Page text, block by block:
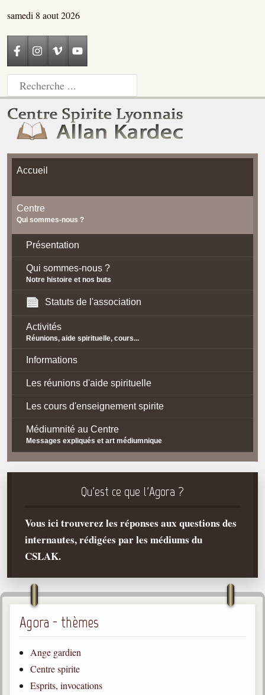
samedi 8 aout 2026
Accueil
Centre
Qui sommes-nous ?
Présentation
Qui sommes-nous ?
Notre histoire et nos buts
Statuts de l'association
Activités
Réunions, aide spirituelle, cours...
Informations
Les réunions d'aide spirituelle
Les cours d'enseignement spirite
Médiumnité au Centre
Messages expliqués et art médiumnique
Contact / Accès
Plan d'accès
La doctrine Spirite
Qu'est-ce que c'est ?
Les bases du spiritisme
Historique
Philosophie
La doctrine d'Allan Kardec
But des manifestations spirites
Esprits
Médiums
Qu'est ce que l'Agora ?
Vous ici trouverez les réponses aux questions des
internautes, rédigées par les médiums du
CSLAK.
Agora - thèmes
Ange gardien
Centre spirite
Esprits, invocations